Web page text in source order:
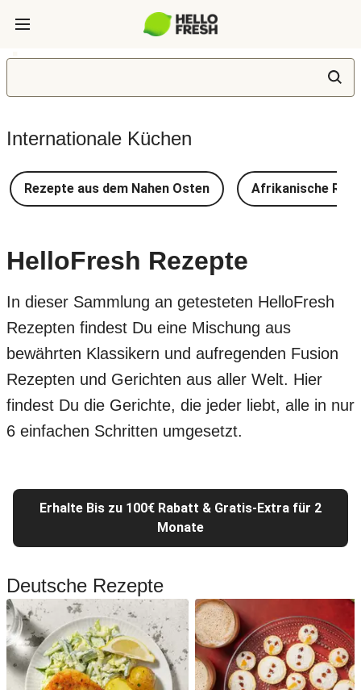
Internationale Küchen
Rezepte aus dem Nahen Osten Afrikanische
HelloFresh Rezepte
In dieser Sammlung an getesteten HelloFresh
Rezepten findest Du eine Mischung aus
bewährten Klassikern und aufregenden Fusion
Rezepten und Gerichten aus aller Welt. Hier
findest Du die Gerichte, die jeder liebt, alle in nur
6 einfachen Schritten umgesetzt.
Erhalte Bis zu 100€ Rabatt & Gratis-Extra für 2
Monate
Deutsche Rezepte